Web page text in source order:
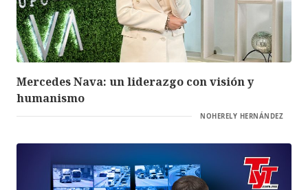
Mercedes Nava: un liderazgo con visión y
humanismo
NOHERELY HERNÁNDEZ